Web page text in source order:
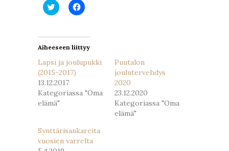
Jaa
Twitterissä(Avautuu
Jaa
Facebookissa(Avautuu
Aiheeseen liittyy
Lapsi ja joulupukki
(2015-2017)
13.12.2017
Kategoriassa "Oma
elämä"
Puutalon
joulutervehdys
2020
23.12.2020
Kategoriassa "Oma
elämä"
Synttärisankareita
vuosien varrelta